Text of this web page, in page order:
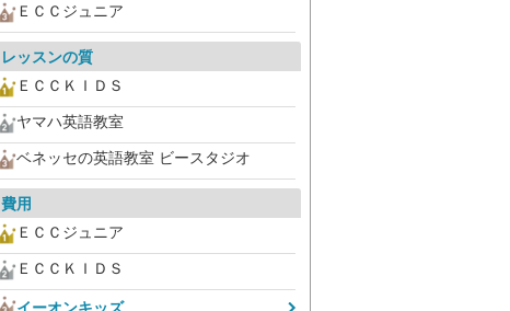
ＥＣＣジュニア
レッスンの質
ＥＣＣＫＩＤＳ
ヤマハ英語教室
ベネッセの英語教室 ビースタジオ
費用
ＥＣＣジュニア
ＥＣＣＫＩＤＳ